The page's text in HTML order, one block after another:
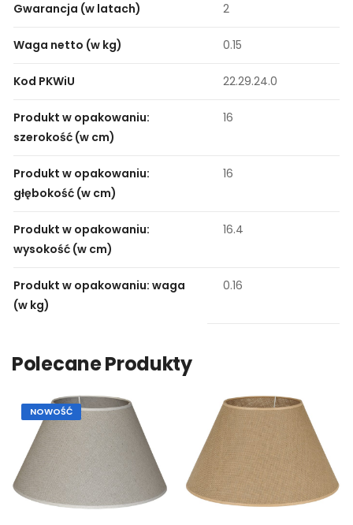
Gwarancja (w latach) 2
Waga netto (w kg) 0.15
Kod PKWiU 22.29.24.0
Produkt w opakowaniu:
szerokość (w cm)
16
Produkt w opakowaniu:
głębokość (w cm)
16
Produkt w opakowaniu:
wysokość (w cm)
16.4
Produkt w opakowaniu: waga
(w kg)
0.16
Polecane Produkty
NOWOŚĆ